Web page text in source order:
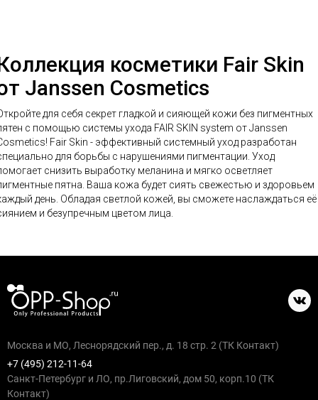
косметики Fair Skin
Janssen Cosmetics
для себя секрет гладкой и сияющей кожи без пигментных
с помощью системы ухода FAIR SKIN system от Janssen
Fair Skin - эффективный системный уход разработан
для борьбы с нарушениями пигментации. Уход
снизить выработку меланина и мягко осветляет
пятна. Ваша кожа будет сиять свежестью и здоровьем
день. Обладая светлой кожей, вы сможете наслаждаться её
и безупречным цветом лица.
Москва и МО, Леснорядский пер., д. 18 стр. 2 (ТК Контакт)
+7 (495) 212-11-64
Санкт-Петербург и ЛО, пр.Лиговский, дом 50, корп.10 (ТК
Контакт)